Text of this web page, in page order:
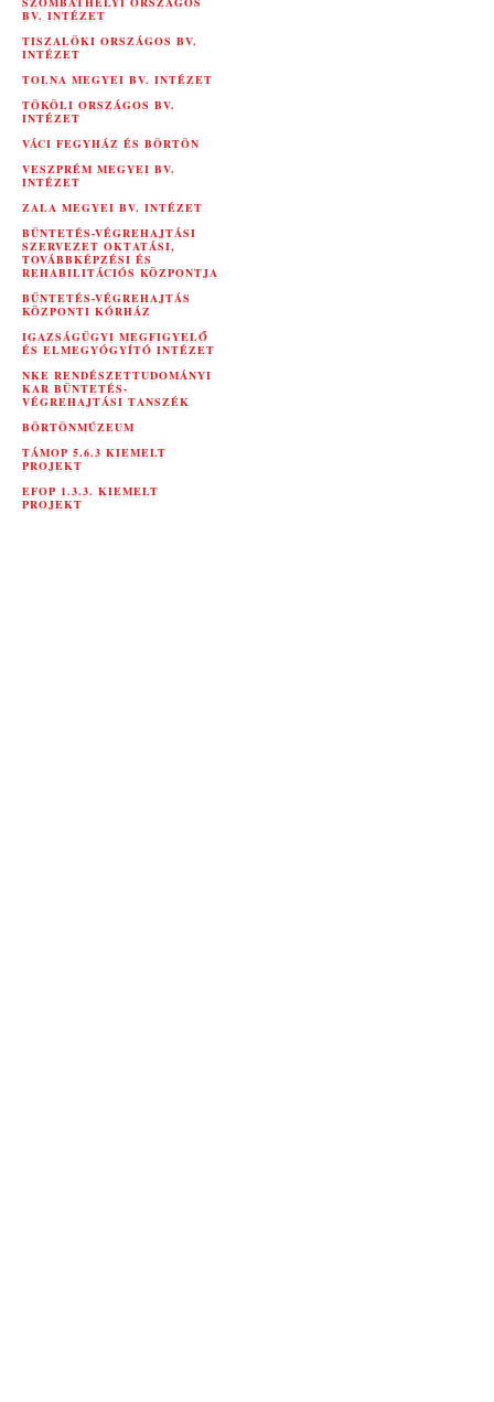
BV. INTÉZET
TISZALÖKI ORSZÁGOS BV.
INTÉZET
TOLNA MEGYEI BV. INTÉZET
TÖKÖLI ORSZÁGOS BV.
INTÉZET
VÁCI FEGYHÁZ ÉS BÖRTÖN
VESZPRÉM MEGYEI BV.
INTÉZET
ZALA MEGYEI BV. INTÉZET
BÜNTETÉS-VÉGREHAJTÁSI
SZERVEZET OKTATÁSI,
TOVÁBBKÉPZÉSI ÉS
REHABILITÁCIÓS KÖZPONTJA
BÜNTETÉS-VÉGREHAJTÁS
KÖZPONTI KÓRHÁZ
IGAZSÁGÜGYI MEGFIGYELŐ
ÉS ELMEGYÓGYÍTÓ INTÉZET
NKE RENDÉSZETTUDOMÁNYI
KAR BÜNTETÉS-
VÉGREHAJTÁSI TANSZÉK
BÖRTÖNMÚZEUM
TÁMOP 5.6.3 KIEMELT
PROJEKT
EFOP 1.3.3. KIEMELT
PROJEKT